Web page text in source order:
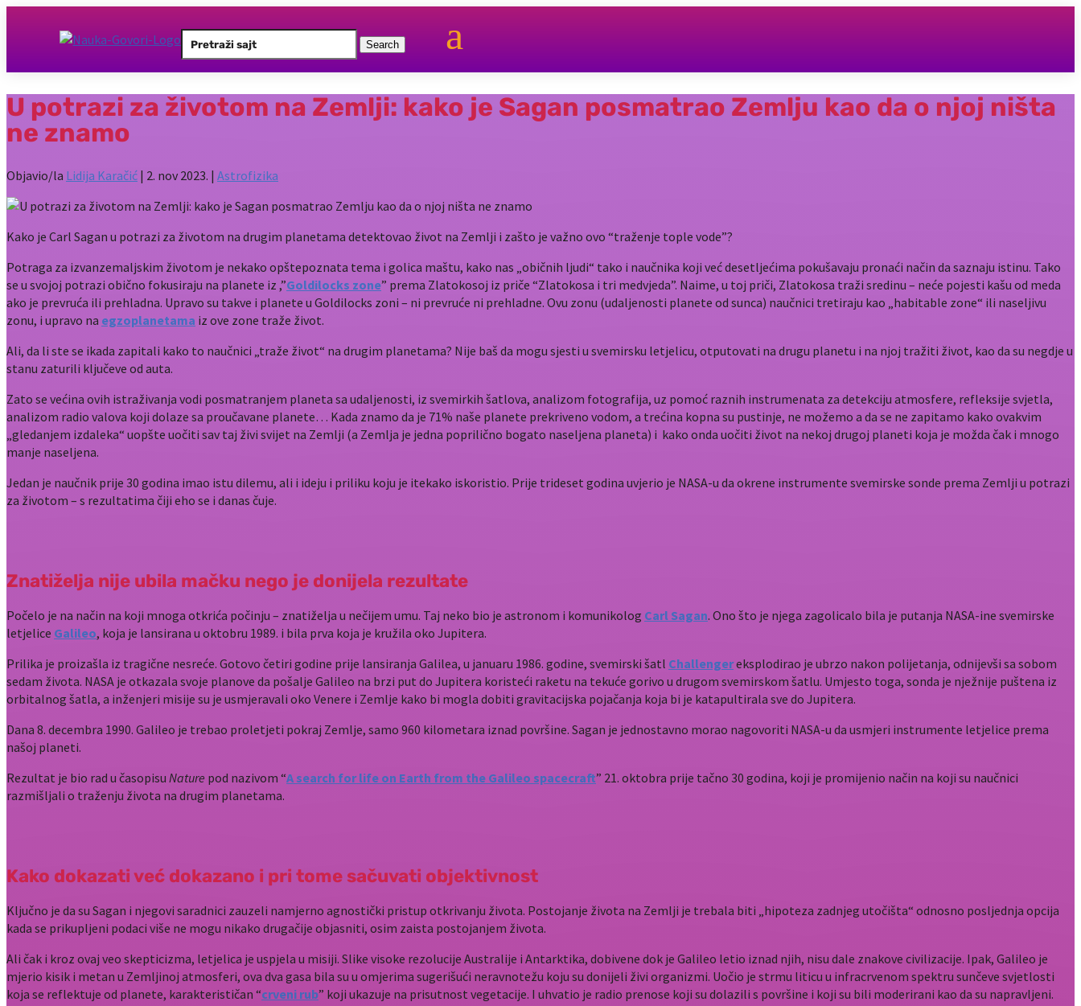
Search
for:
a
U potrazi za životom na Zemlji: kako je Sagan posmatrao Zemlju kao da o njoj ništa
ne znamo
Objavio/la Lidija Karačić | 2. nov 2023. | Astrofizika
Kako je Carl Sagan u potrazi za životom na drugim planetama detektovao život na Zemlji i zašto je važno ovo “traženje tople vode”?
Potraga za izvanzemaljskim životom je nekako opštepoznata tema i golica maštu, kako nas „običnih ljudi“ tako i naučnika koji već desetljećima pokušavaju pronaći način da saznaju istinu. Tako
se u svojoj potrazi obično fokusiraju na planete iz ,”Goldilocks zone” prema Zlatokosoj iz priče “Zlatokosa i tri medvjeda”. Naime, u toj priči, Zlatokosa traži sredinu – neće pojesti kašu od meda
ako je prevruća ili prehladna. Upravo su takve i planete u Goldilocks zoni – ni prevruće ni prehladne. Ovu zonu (udaljenosti planete od sunca) naučnici tretiraju kao „habitable zone“ ili naseljivu
zonu, i upravo na egzoplanetama iz ove zone traže život.
Ali, da li ste se ikada zapitali kako to naučnici „traže život“ na drugim planetama? Nije baš da mogu sjesti u svemirsku letjelicu, otputovati na drugu planetu i na njoj tražiti život, kao da su negdje u
stanu zaturili ključeve od auta.
Zato se većina ovih istraživanja vodi posmatranjem planeta sa udaljenosti, iz svemirkih šatlova, analizom fotografija, uz pomoć raznih instrumenata za detekciju atmosfere, refleksije svjetla,
analizom radio valova koji dolaze sa proučavane planete… Kada znamo da je 71% naše planete prekriveno vodom, a trećina kopna su pustinje, ne možemo a da se ne zapitamo kako ovakvim
„gledanjem izdaleka“ uopšte uočiti sav taj živi svijet na Zemlji (a Zemlja je jedna poprilično bogato naseljena planeta) i kako onda uočiti život na nekoj drugoj planeti koja je možda čak i mnogo
manje naseljena.
Jedan je naučnik prije 30 godina imao istu dilemu, ali i ideju i priliku koju je itekako iskoristio. Prije trideset godina uvjerio je NASA-u da okrene instrumente svemirske sonde prema Zemlji u potrazi
za životom – s rezultatima čiji eho se i danas čuje.
Znatiželja nije ubila mačku nego je donijela rezultate
Počelo je na način na koji mnoga otkrića počinju – znatiželja u nečijem umu. Taj neko bio je astronom i komunikolog Carl Sagan. Ono što je njega zagolicalo bila je putanja NASA-ine svemirske
letjelice Galileo, koja je lansirana u oktobru 1989. i bila prva koja je kružila oko Jupitera.
Prilika je proizašla iz tragične nesreće. Gotovo četiri godine prije lansiranja Galilea, u januaru 1986. godine, svemirski šatl Challengereksplodirao je ubrzo nakon polijetanja, odnijevši sa sobom
sedam života. NASA je otkazala svoje planove da pošalje Galileo na brzi put do Jupitera koristeći raketu na tekuće gorivo u drugom svemirskom šatlu. Umjesto toga, sonda je nježnije puštena iz
orbitalnog šatla, a inženjeri misije su je usmjeravali oko Venere i Zemlje kako bi mogla dobiti gravitacijska pojačanja koja bi je katapultirala sve do Jupitera.
Dana 8. decembra 1990. Galileo je trebao proletjeti pokraj Zemlje, samo 960 kilometara iznad površine. Sagan je jednostavno morao nagovoriti NASA-u da usmjeri instrumente letjelice prema
našoj planeti.
Rezultat je bio rad u časopisu Nature pod nazivom “A search for life on Earth from the Galileo spacecraft” 21. oktobra prije tačno 30 godina, koji je promijenio način na koji su naučnici
razmišljali o traženju života na drugim planetama.
Kako dokazati već dokazano i pri tome sačuvati objektivnost
Ključno je da su Sagan i njegovi saradnici zauzeli namjerno agnostički pristup otkrivanju života. Postojanje života na Zemlji je trebala biti „hipoteza zadnjeg utočišta“ odnosno posljednja opcija
kada se prikupljeni podaci više ne mogu nikako drugačije objasniti, osim zaista postojanjem života.
Ali čak i kroz ovaj veo skepticizma, letjelica je uspjela u misiji. Slike visoke rezolucije Australije i Antarktika, dobivene dok je Galileo letio iznad njih, nisu dale znakove civilizacije. Ipak, Galileo je
mjerio kisik i metan u Zemljinoj atmosferi, ova dva gasa bila su u omjerima sugerišući neravnotežu koju su donijeli živi organizmi. Uočio je strmu liticu u infracrvenom spektru sunčeve svjetlosti
koja se reflektuje od planete, karakterističan “crveni rub” koji ukazuje na prisutnost vegetacije. I uhvatio je radio prenose koji su dolazili s površine i koji su bili moderirani kao da su napravljeni.